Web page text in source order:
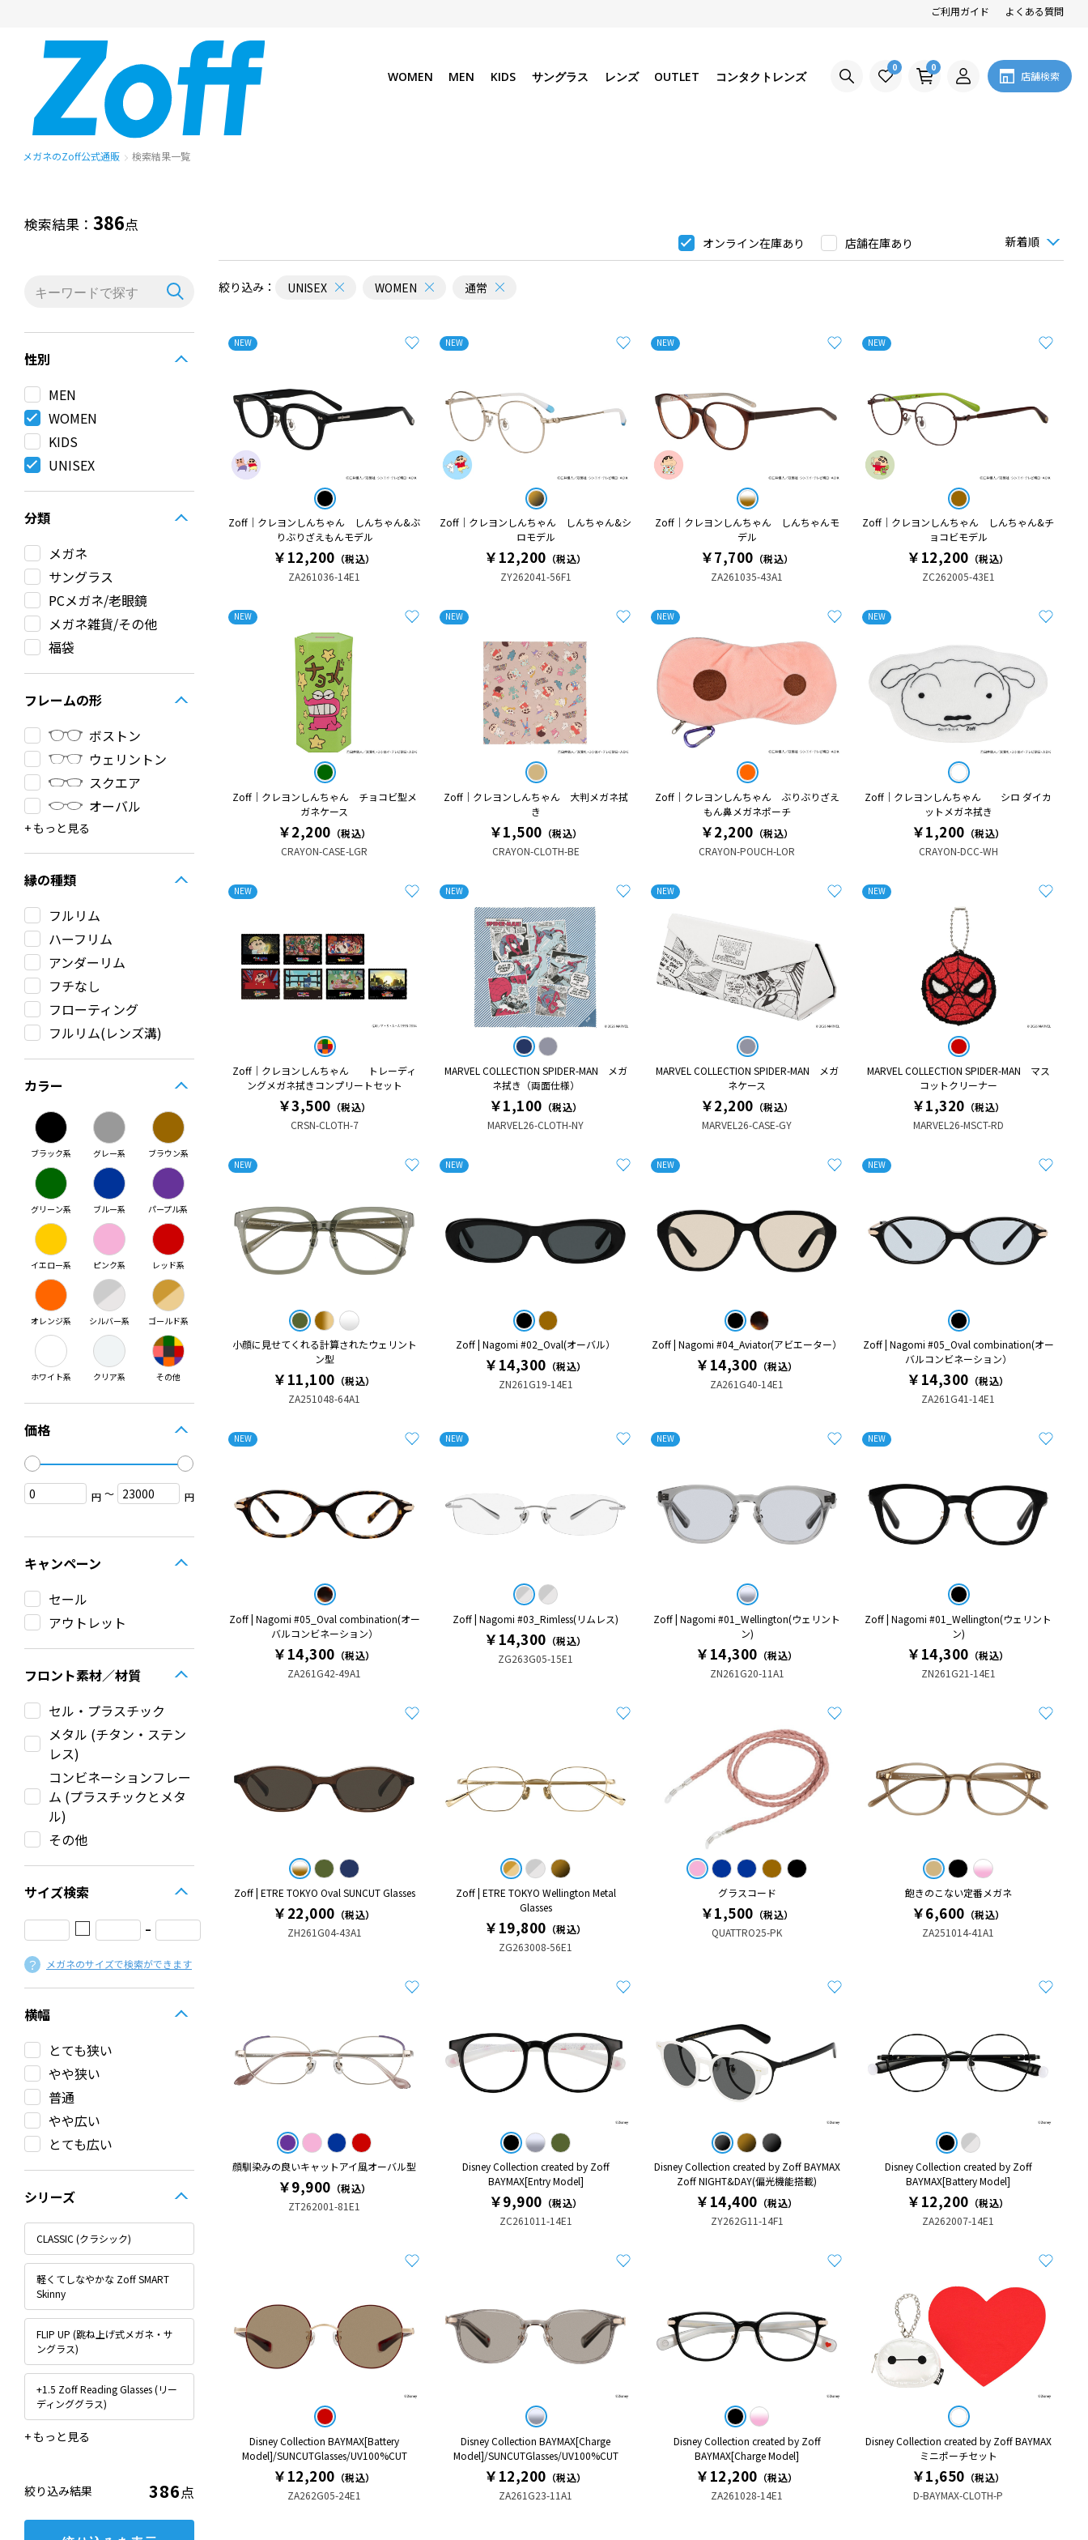
ご利用ガイド よくある質問
WOMEN MEN KIDS サングラス レンズ OUTLET コンタクトレンズ
0 0
店舗検索
メガネのZoff公式通販 検索結果一覧
検索結果： 386点
性別
MEN
WOMEN
KIDS
UNISEX
分類
メガネ
サングラス
PCメガネ/老眼鏡
メガネ雑貨/その他
福袋
フレームの形
ボストン
ウェリントン
スクエア
オーバル
その他
縁の種類
フルリム
ハーフリム
アンダーリム
フチなし
フローティング
フルリム(レンズ溝)
カラー
ブラック系 グレー系 ブラウン系
グリーン系 ブルー系 パープル系
イエロー系 ピンク系 レッド系
オレンジ系 シルバー系 ゴールド系
ホワイト系 クリア系 その他
価格
円 〜 円
キャンペーン
セール
アウトレット
フロント素材／材質
セル・プラスチック
メタル (チタン・ステン
レス)
コンビネーションフレー
ム (プラスチックとメタ
ル)
その他
サイズ検索
□ -
メガネのサイズで検索ができます
横幅
とても狭い
やや狭い
普通
やや広い
とても広い
シリーズ
CLASSIC (クラシック)
軽くてしなやかな Zoff SMART
Skinny
FLIP UP (跳ね上げ式メガネ・サ
ングラス)
+1.5 Zoff Reading Glasses (リー
ディンググラス)
+1.0 Zoff Reading Glasses (リー
+2.0 Zoff Reading Glasses (リー
+2.5 Zoff Reading Glasses (リー
BASIC METAL (ベーシックメタル)
Disney Collection
FASHION
GALILEO
LOVE BY e.m. Eyewear
MADE IN JAPAN (メイドインジャ
MARVEL COLLECTION
STANDARD
SUPER LIGHT (スーパーライト)
TITANIUM (ビジネス)
TREND SUNGLASSES
ToZoffメガネ配送キット
WOMEN’S BASIC
Zoff DECA Reading
Zoff OUTDOOR for FISHING
Zoff PC (ブルーライトカット率
Zoff PC (ブルーライトカット率
Zoff PROTECT 2WAY
Zoff PROTECT AIR VISOR
Zoff PROTECT AIR VISOR
Zoff | Nagomi
Zoff | クレヨンしんちゃん
Zoff│PEANUTS COLLECTION
Zoff｜ADAM ET ROPE'
Zoff｜DRAGON QUEST
Zoff｜ETRE TOKYO
Zoff｜FINAL FANTASY IX
Zoff｜FRUITS ZIPPER
Zoff｜GDC
Zoff｜HIKARI SHIBATA
Zoff｜JOURNAL STANDARD
Zoff｜Kirimaru
Zoff｜MARVEL COLLECTION
Zoff｜MARW
Zoff｜NO COFFEE
Zoff｜Naoko Kuroishi
Zoff｜POCHACCO
Zoff｜PUPPET SUNSUN
Zoff｜Ryo Takashima
Zoff｜SHIKANOMA
Zoff｜STUDIO SEVEN
Zoff｜TOSHIMITSU
Zoff｜UNITED ARROWS
Zoff｜mofusand
Zoff｜ちいかわ
Zoff｜ハイキュー!!
Zoff｜五等分の花嫁＊
Zoff｜僕のヒーローアカデミア
Zoff｜銀魂
クリーニングクロス (メガネ拭き)
グラスコード (メガネチェーン)
セルシール
ドライバー
メガネクリーナー
メガネケース
メガネストッパー
メガネバンド
軽くてしなやかな Zoff SMART
絞り込み結果 386点
オンライン在庫あり 店舗在庫あり
絞り込み： UNISEX WOMEN 通常
NEW
Zoff｜クレヨンしんちゃん しんちゃん&ぶ
りぶりざえもんモデル
￥12,200 （税込）
ZA261036-14E1
NEW
Zoff｜クレヨンしんちゃん しんちゃん&シ
ロモデル
￥12,200 （税込）
ZY262041-56F1
NEW
Zoff｜クレヨンしんちゃん しんちゃんモ
デル
￥7,700 （税込）
ZA261035-43A1
NEW
Zoff｜クレヨンしんちゃん しんちゃん&チ
ョコビモデル
￥12,200 （税込）
ZC262005-43E1
NEW
Zoff｜クレヨンしんちゃん チョコビ型メ
ガネケース
￥2,200 （税込）
CRAYON-CASE-LGR
NEW
Zoff｜クレヨンしんちゃん 大判メガネ拭
き
￥1,500 （税込）
CRAYON-CLOTH-BE
NEW
Zoff｜クレヨンしんちゃん ぶりぶりざえ
もん鼻メガネポーチ
￥2,200 （税込）
CRAYON-POUCH-LOR
NEW
Zoff｜クレヨンしんちゃん シロ ダイカ
ットメガネ拭き
￥1,200 （税込）
CRAYON-DCC-WH
NEW
Zoff｜クレヨンしんちゃん トレーディ
ングメガネ拭きコンプリートセット
￥3,500 （税込）
CRSN-CLOTH-7
NEW
MARVEL COLLECTION SPIDER-MAN メガ
ネ拭き（両面仕様）
￥1,100 （税込）
MARVEL26-CLOTH-NY
NEW
MARVEL COLLECTION SPIDER-MAN メガ
ネケース
￥2,200 （税込）
MARVEL26-CASE-GY
NEW
MARVEL COLLECTION SPIDER-MAN マス
コットクリーナー
￥1,320 （税込）
MARVEL26-MSCT-RD
NEW
小顔に見せてくれる計算されたウェリント
ン型
￥11,100 （税込）
ZA251048-64A1
NEW
Zoff | Nagomi #02_Oval(オーバル）
￥14,300 （税込）
ZN261G19-14E1
NEW
Zoff | Nagomi #04_Aviator(アビエーター）
￥14,300 （税込）
ZA261G40-14E1
NEW
Zoff | Nagomi #05_Oval combination(オー
バルコンビネーション）
￥14,300 （税込）
ZA261G41-14E1
NEW
Zoff | Nagomi #05_Oval combination(オー
バルコンビネーション）
￥14,300 （税込）
ZA261G42-49A1
NEW
Zoff | Nagomi #03_Rimless(リムレス)
￥14,300 （税込）
ZG263G05-15E1
NEW
Zoff | Nagomi #01_Wellington(ウェリント
ン)
￥14,300 （税込）
ZN261G20-11A1
NEW
Zoff | Nagomi #01_Wellington(ウェリント
ン)
￥14,300 （税込）
ZN261G21-14E1
Zoff | ETRE TOKYO Oval SUNCUT Glasses
￥22,000 （税込）
ZH261G04-43A1
Zoff | ETRE TOKYO Wellington Metal
Glasses
￥19,800 （税込）
ZG263008-56E1
グラスコード
￥1,500 （税込）
QUATTRO25-PK
飽きのこない定番メガネ
￥6,600 （税込）
ZA251014-41A1
顔馴染みの良いキャットアイ風オーバル型
￥9,900 （税込）
ZT262001-81E1
Disney Collection created by Zoff
BAYMAX[Entry Model]
￥9,900 （税込）
ZC261011-14E1
Disney Collection created by Zoff BAYMAX
Zoff NIGHT&DAY(偏光機能搭載)
￥14,400 （税込）
ZY262G11-14F1
Disney Collection created by Zoff
BAYMAX[Battery Model]
￥12,200 （税込）
ZA262007-14E1
Disney Collection BAYMAX[Battery
Model]/SUNCUTGlasses/UV100%CUT
￥12,200 （税込）
ZA262G05-24E1
Disney Collection BAYMAX[Charge
Model]/SUNCUTGlasses/UV100%CUT
￥12,200 （税込）
ZA261G23-11A1
Disney Collection created by Zoff
BAYMAX[Charge Model]
￥12,200 （税込）
ZA261028-14E1
Disney Collection created by Zoff BAYMAX
ミニポーチセット
￥1,650 （税込）
D-BAYMAX-CLOTH-P